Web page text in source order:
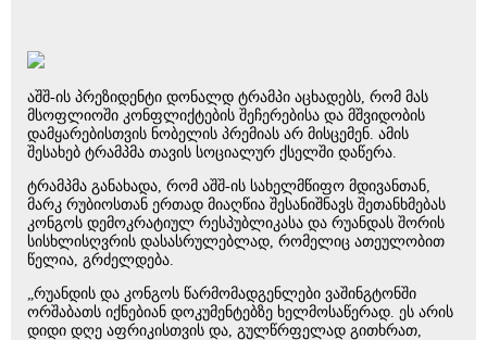
აშშ-ის პრეზიდენტი დონალდ ტრამპი აცხადებს, რომ მას
მსოფლიოში კონფლიქტების შეჩერებისა და მშვიდობის
დამყარებისთვის ნობელის პრემიას არ მისცემენ. ამის
შესახებ ტრამპმა თავის სოციალურ ქსელში დაწერა.
ტრამპმა განახადა, რომ აშშ-ის სახელმწიფო მდივანთან,
მარკ რუბიოსთან ერთად მიაღწია შესანიშნავს შეთანხმებას
კონგოს დემოკრატიულ რესპუბლიკასა და რუანდას შორის
სისხლისღვრის დასასრულებლად, რომელიც ათეულობით
წელია, გრძელდება.
„რუანდის და კონგოს წარმომადგენლები ვაშინგტონში
ორშაბათს იქნებიან დოკუმენტებზე ხელმოსაწერად. ეს არის
დიდი დღე აფრიკისთვის და, გულწრფელად გითხრათ,